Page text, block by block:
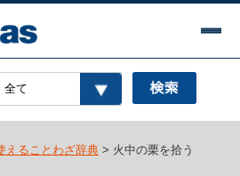
えることわざ辞典> 火中の栗を拾う